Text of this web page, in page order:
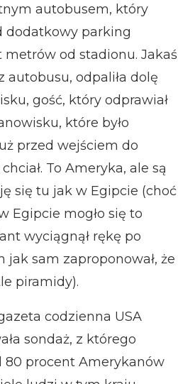
autobusem, który
dodatkowy parking
metrów od stadionu. Jakaś
autobusu, odpaliła dolę
gość, który odprawiał
które było
przed wejściem do
To Ameryka, ale są
się tu jak w Egipcie (choć
Egipcie mogło się to
wyciągnął rękę po
jak sam zaproponował, że
piramidy).
codzienna USA
sondaż, z którego
80 procent Amerykanów